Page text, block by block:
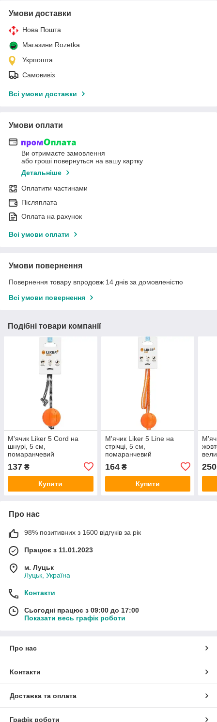
Умови доставки
Нова Пошта
Магазини Rozetka
Укрпошта
Самовивіз
Всі умови доставки
Умови оплати
Ви отримаєте замовлення
або гроші повернуться на вашу картку
Детальніше
Оплатити частинами
Післяплата
Оплата на рахунок
Всі умови оплати
Умови повернення
Повернення товару впродовж 14 днів за домовленістю
Всі умови повернення
Подібні товари компанії
М'ячик Liker 5 Cord на
шнурі, 5 см,
помаранчевий
137 ₴
Купити
М'ячик Liker 5 Line на
стрічці, 5 см,
помаранчевий
164₴
Купити
250
Про нас
98% позитивних з 1600 відгуків за рік
Працює з 11.01.2023
м. Луцьк
Луцьк, Україна
Контакти
Сьогодні працює з 09:00 до 17:00
Показати весь графік роботи
Про нас
Контакти
Доставка та оплата
Графік роботи